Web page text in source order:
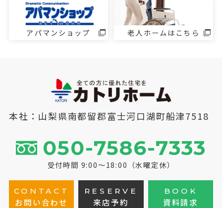
アパマンショップ 老人ホームはこちら
本社：山梨県南都留郡富士河口湖町船津7518
050-7586-7333
受付時間 9:00～18:00（水曜定休）
CONTACT
お問い合わせ
RESERVE
来店予約
BOOK
資料請求